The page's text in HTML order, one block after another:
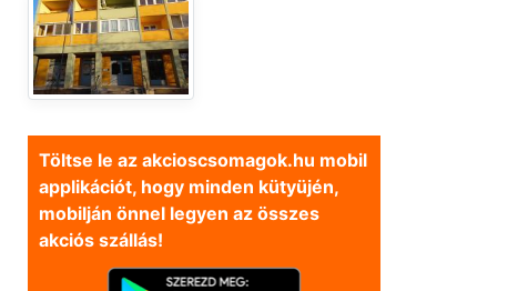
Töltse le az akcioscsomagok.hu mobil
applikációt, hogy minden kütyüjén,
mobilján önnel legyen az összes
akciós szállás!